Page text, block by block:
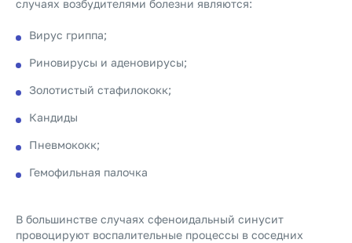
случаях возбудителями болезни являются:
Вирус гриппа;
Риновирусы и аденовирусы;
Золотистый стафилококк;
Кандиды
Пневмококк;
Гемофильная палочка
В большинстве случаях сфеноидальный синусит
провоцируют воспалительные процессы в соседних